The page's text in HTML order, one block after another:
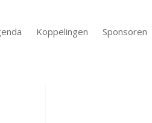
Koppelingen Sponsoren